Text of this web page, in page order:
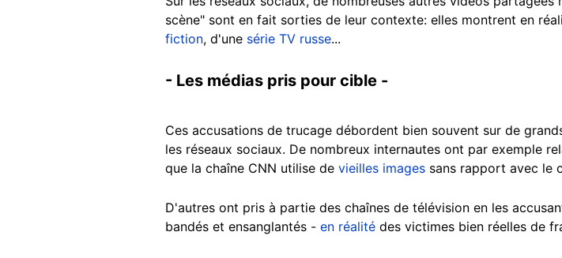
scène" sont en fait sorties de leur contexte: elles montrent en
fiction, d'une série TV russe...
- Les médias pris pour cible -
Ces accusations de trucage débordent bien souvent sur de
les réseaux sociaux. De nombreux internautes ont par exemple
que la chaîne CNN utilise de vieilles images sans rapport avec le
D'autres ont pris à partie des chaînes de télévision en les
bandés et ensanglantés - en réalité des victimes bien réelles de